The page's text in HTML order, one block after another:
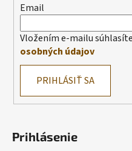
Email
Vložením e-mailu
osobných údajov
PRIHLÁSIŤ SA
Prihlásenie